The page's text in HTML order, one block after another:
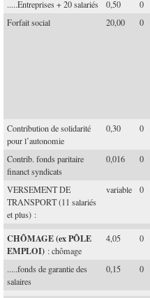
.....Entreprises + 20 salariés 0,50 0
Forfait social
20,00 0
Contribution de solidarité
pour l’autonomie
0,30 0
Contrib. fonds paritaire
financt syndicats
0,016 0
VERSEMENT DE
TRANSPORT (11 salariés
et plus) :
variable 0
CHÔMAGE (ex PÔLE
EMPLOI): chômage
4,05 0
.....fonds de garantie des
salaires
0,15 0